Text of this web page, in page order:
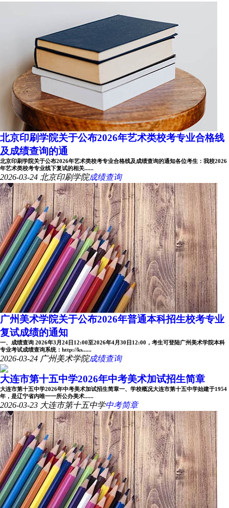
北京印刷学院关于公布2026年艺术类校考专业合格线
及成绩查询的通
北京印刷学院关于公布2026年艺术类校考专业合格线及成绩查询的通知各位考生：我校2026
年艺术类校考专业线下复试的相关......
2026-03-24 北京印刷学院成绩查询
广州美术学院关于公布2026年普通本科招生校考专业
复试成绩的通知
一、成绩查询 2026年3月24日12:00至2026年4月30日12:00，考生可登陆广州美术学院本科
专业考试成绩查询系统：http://ks......
2026-03-24 广州美术学院成绩查询
大连市第十五中学2026年中考美术加试招生简章
大连市第十五中学2026年中考美术加试招生简章一、学校概况大连市第十五中学始建于1954
年，是辽宁省内唯一一所公办美术......
2026-03-23 大连市第十五中学中考简章